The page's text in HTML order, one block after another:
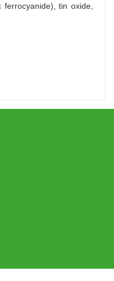
tin oxide,